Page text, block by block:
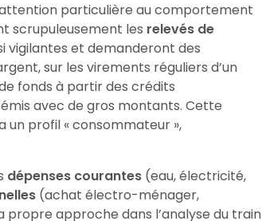
attention particulière au comportement
scrupuleusement les relevés de
vigilantes et demanderont des
sur les virements réguliers d’un
fonds à partir des crédits
avec de gros montants. Cette
profil « consommateur »,
dépenses courantes (eau, électricité,
(achat électro-ménager,
approche dans l’analyse du train